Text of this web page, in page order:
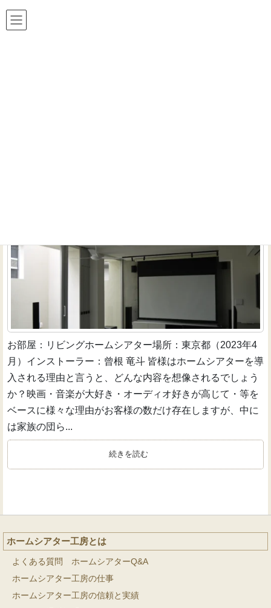
お部屋：リビングホームシアター場所：東京都（2023年4
月）インストーラー：曾根 竜斗 皆様はホームシアターを導
入される理由と言うと、どんな内容を想像されるでしょう
か？映画・音楽が大好き・オーディオ好きが高じて・等を
ベースに様々な理由がお客様の数だけ存在しますが、中に
は家族の団ら...
続きを読む
ホームシアター工房とは
よくある質問 ホームシアターQ&A
ホームシアター工房の仕事
ホームシアター工房の信頼と実績